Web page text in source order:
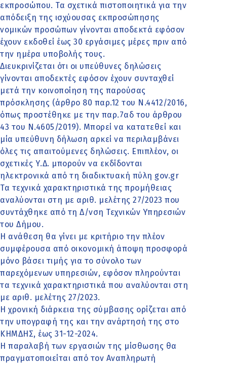
εκπροσώπου. Τα σχετικά πιστοποιητικά για την
απόδειξη της ισχύουσας εκπροσώπησης
νομικών προσώπων γίνονται αποδεκτά εφόσον
έχουν εκδοθεί έως 30 εργάσιμες μέρες πριν από
την ημέρα υποβολής τους.
Διευκρινίζεται ότι οι υπεύθυνες δηλώσεις
γίνονται αποδεκτές εφόσον έχουν συνταχθεί
μετά την κοινοποίηση της παρούσας
πρόσκλησης (άρθρο 80 παρ.12 του Ν.4412/2016,
όπως προστέθηκε με την παρ.7αδ του άρθρου
43 του Ν.4605/2019). Μπορεί να κατατεθεί και
μία υπεύθυνη δήλωση αρκεί να περιλαμβάνει
όλες τις απαιτούμενες δηλώσεις. Επιπλέον, οι
σχετικές Υ.Δ. μπορούν να εκδίδονται
ηλεκτρονικά από τη διαδικτυακή πύλη gov.gr
Τα τεχνικά χαρακτηριστικά της προμήθειας
αναλύονται στη με αριθ. μελέτης 27/2023 που
συντάχθηκε από τη Δ/νση Τεχνικών Υπηρεσιών
του Δήμου.
Η ανάθεση θα γίνει με κριτήριο την πλέον
συμφέρουσα από οικονομική άποψη προσφορά
μόνο βάσει τιμής για το σύνολο των
παρεχόμενων υπηρεσιών, εφόσον πληρούνται
τα τεχνικά χαρακτηριστικά που αναλύονται στη
με αριθ. μελέτης 27/2023.
Η χρονική διάρκεια της σύμβασης ορίζεται από
την υπογραφή της και την ανάρτησή της στο
ΚΗΜΔΗΣ, έως 31-12-2024.
Η παραλαβή των εργασιών της μίσθωσης θα
πραγματοποιείται από τον Αναπληρωτή